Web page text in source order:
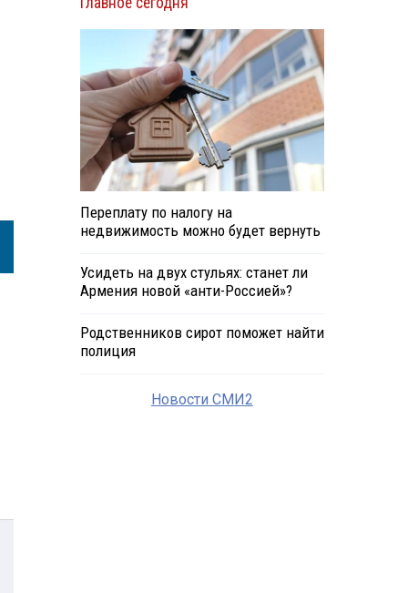
Переплату по налогу на
недвижимость можно будет вернуть
Усидеть на двух стульях: станет ли
Армения новой «анти-Россией»?
Родственников сирот поможет найти
полиция
Новости СМИ2